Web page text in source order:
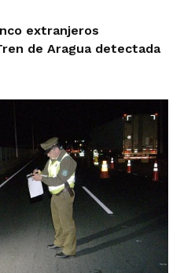
extranjeros
de Aragua detectada